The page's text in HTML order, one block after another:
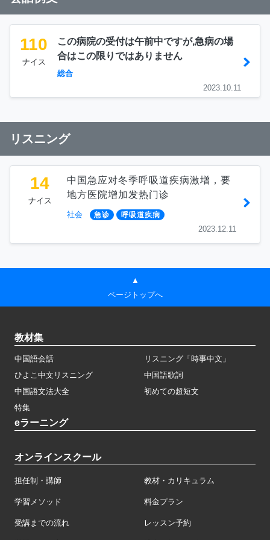
110
ナイス
この病院の受付は午前中ですが,急病の場
合はこの限りではありません
総合
2023.10.11
リスニング
14
ナイス
中国急应对冬季呼吸道疾病激增，要
地方医院增加发热门诊
社会 急诊 呼吸道疾病
2023.12.11
▲
ページトップへ
教材集
中国語会話
リスニング「時事中文」
ひよこ中文リスニング
中国語歌詞
中国語文法大全
初めての超短文
特集
eラーニング
オンラインスクール
担任制・講師 教材・カリキュラム
学習メソッド 料金プラン
受講までの流れ レッスン予約